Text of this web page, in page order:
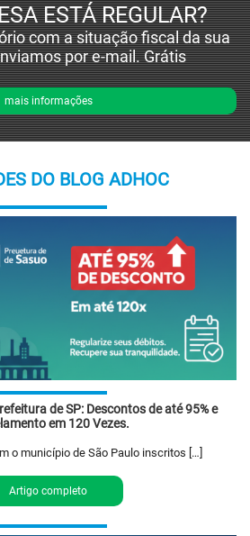
ESTÁ REGULAR?
com a situação fiscal da sua
por e-mail. Grátis
mais informações
DO BLOG ADHOC
de SP: Descontos de até 95% e
em 120 Vezes.
o município de São Paulo inscritos […]
Artigo completo